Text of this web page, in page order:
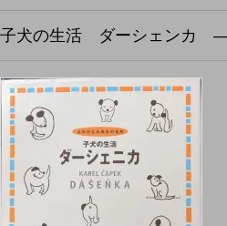
子犬の生活 ダーシェンカ ―